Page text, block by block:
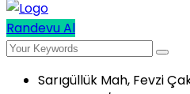
Randevu Al
Sarıgüllük Mah, Fevzi